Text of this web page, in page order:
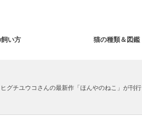
い方 猫の種類＆図鑑
グチユウコさんの最新作「ほんやのねこ」が刊行